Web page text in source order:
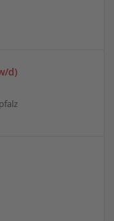
d)